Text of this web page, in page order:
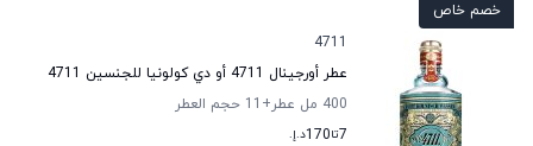
خصم خاص
4711
عطر أورجينال 4711 أو دي كولونيا للجنسين 4711
400 مل عطر
+11
حجم العطر
7تا170د.إ.